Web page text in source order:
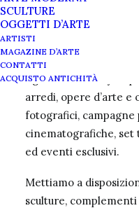
SCULTURE
OGGETTI D’ARTE
ARTISTI
MAGAZINE D’ARTE
CONTATTI
ACQUISTO ANTICHITÀ
per
eventi
Egidi MadeinItaly è
arredi, opere d’arte
fotografici,
cinematografiche,
ed eventi esclusivi.
Mettiamo a
sculture,